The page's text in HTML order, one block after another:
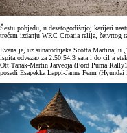
Šestu pobjedu, u desetogodišnjoj karijeri
trećem izdanju WRC Croatia relija, četvrtog
Evans je, uz sunarodnjaka Scotta Martina,
ispita,odvezao za 2:50:54,3 sata i do cilja
Ott Tänak-Martin Järveoja (Ford Puma
posadi Esapekka Lappi-Janne Ferm